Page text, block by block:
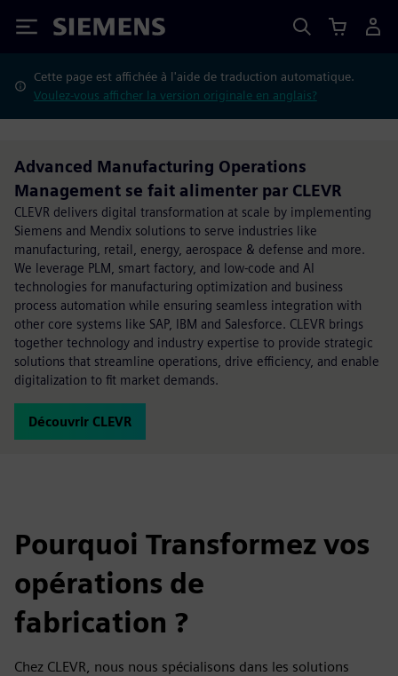
Siemens
Cette page est affichée à l'aide de traduction automatique.
Voulez-vous afficher la version originale en anglais?
Advanced Manufacturing Operations
Management se fait alimenter par CLEVR
CLEVR delivers digital transformation at scale by implementing
Siemens and Mendix solutions to serve industries like
manufacturing, retail, energy, aerospace & defense and more.
We leverage PLM, smart factory, and low-code and AI
technologies for manufacturing optimization and business
process automation while ensuring seamless integration with
other core systems like SAP, IBM and Salesforce. CLEVR brings
together technology and industry expertise to provide strategic
solutions that streamline operations, drive efficiency, and enable
digitalization to fit market demands.
Découvrir CLEVR
Pourquoi Transformez vos
opérations de
fabrication ?
Chez CLEVR, nous nous spécialisons dans les solutions